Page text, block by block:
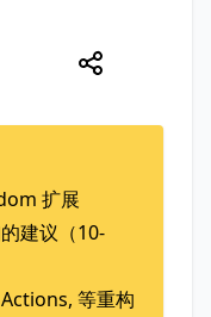
扩展
建议（10-
等重构